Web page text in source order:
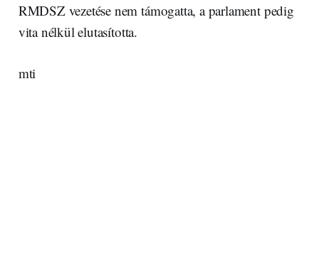
RMDSZ vezetése nem támogatta, a parlament pedig
vita nélkül elutasította.
mti